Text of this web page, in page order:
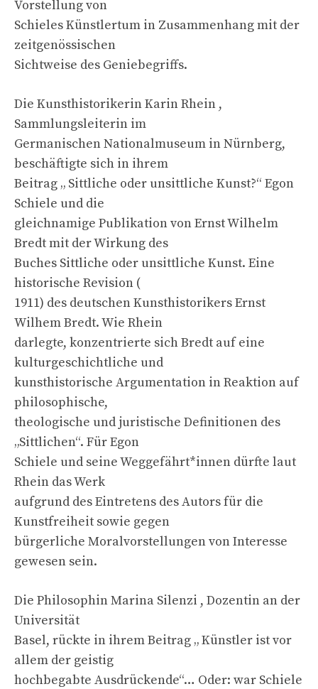
Vorstellung von
Schieles Künstlertum in Zusammenhang mit der
zeitgenössischen
Sichtweise des Geniebegriffs.
Die Kunsthistorikerin Karin Rhein ,
Sammlungsleiterin im
Germanischen Nationalmuseum in Nürnberg,
beschäftigte sich in ihrem
Beitrag „ Sittliche oder unsittliche Kunst?“ Egon
Schiele und die
gleichnamige Publikation von Ernst Wilhelm
Bredt mit der Wirkung des
Buches Sittliche oder unsittliche Kunst. Eine
historische Revision (
1911) des deutschen Kunsthistorikers Ernst
Wilhem Bredt. Wie Rhein
darlegte, konzentrierte sich Bredt auf eine
kulturgeschichtliche und
kunsthistorische Argumentation in Reaktion auf
philosophische,
theologische und juristische Definitionen des
„Sittlichen“. Für Egon
Schiele und seine Weggefährt*innen dürfte laut
Rhein das Werk
aufgrund des Eintretens des Autors für die
Kunstfreiheit sowie gegen
bürgerliche Moralvorstellungen von Interesse
gewesen sein.
Die Philosophin Marina Silenzi , Dozentin an der
Universität
Basel, rückte in ihrem Beitrag „ Künstler ist vor
allem der geistig
hochbegabte Ausdrückende“… Oder: war Schiele